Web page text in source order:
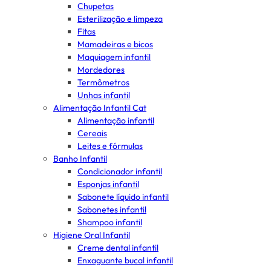
Chupetas
Esterilização e limpeza
Fitas
Mamadeiras e bicos
Maquiagem infantil
Mordedores
Termômetros
Unhas infantil
Alimentação Infantil Cat
Alimentação infantil
Cereais
Leites e fórmulas
Banho Infantil
Condicionador infantil
Esponjas infantil
Sabonete líquido infantil
Sabonetes infantil
Shampoo infantil
Higiene Oral Infantil
Creme dental infantil
Enxaguante bucal infantil